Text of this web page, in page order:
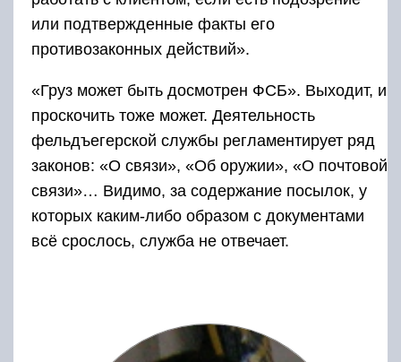
или подтвержденные факты его
противозаконных действий».
«Груз может быть досмотрен ФСБ». Выходит, и
проскочить тоже может. Деятельность
фельдъегерской службы регламентирует ряд
законов: «О связи», «Об оружии», «О почтовой
связи»… Видимо, за содержание посылок, у
которых каким-либо образом с документами
всё срослось, служба не отвечает.